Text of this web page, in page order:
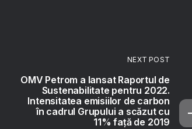
NEXT POST
OMV Petrom a lansat Raportul de
Sustenabilitate pentru 2022.
Intensitatea emisiilor de carbon
în cadrul Grupului a scăzut cu
11% față de 2019